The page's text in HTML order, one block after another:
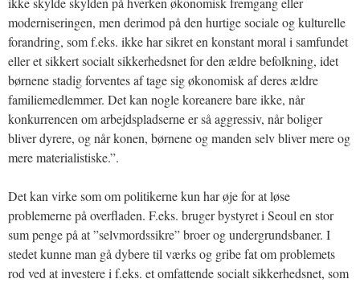
moderniseringen, men derimod på den hurtige sociale og kulturelle
forandring, som f.eks. ikke har sikret en konstant moral i samfundet
eller et sikkert socialt sikkerhedsnet for den ældre befolkning, idet
børnene stadig forventes af tage sig økonomisk af deres ældre
familiemedlemmer. Det kan nogle koreanere bare ikke, når
konkurrencen om arbejdspladserne er så aggressiv, når boliger
bliver dyrere, og når konen, børnene og manden selv bliver mere og
mere materialistiske.”.
Det kan virke som om politikerne kun har øje for at løse
problemerne på overfladen. F.eks. bruger bystyret i Seoul en stor
sum penge på at ”selvmordssikre” broer og undergrundsbaner. I
stedet kunne man gå dybere til værks og gribe fat om problemets
rod ved at investere i f.eks. et omfattende socialt sikkerhedsnet, som